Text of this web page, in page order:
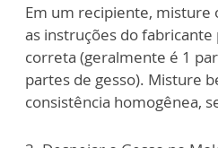
Em um recipiente, misture
as instruções do fabricante
correta (geralmente é 1
partes de gesso). Misture
consistência homogênea,